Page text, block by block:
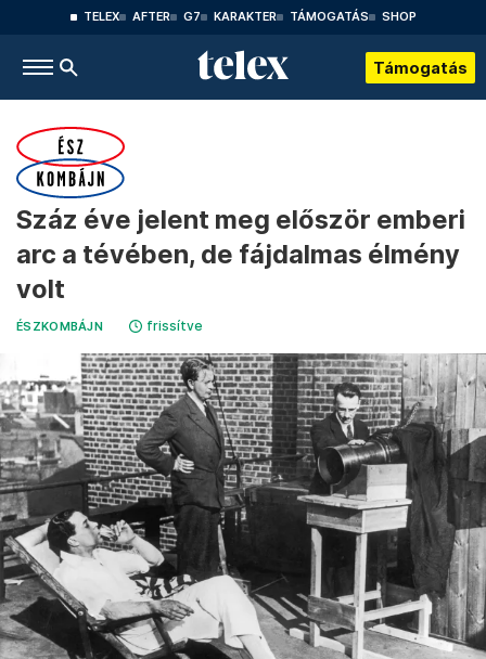
TELEX AFTER G7 KARAKTER TÁMOGATÁS SHOP
Támogatás
Száz éve jelent meg először emberi
arc a tévében, de fájdalmas élmény
volt
ÉSZKOMBÁJN frissítve